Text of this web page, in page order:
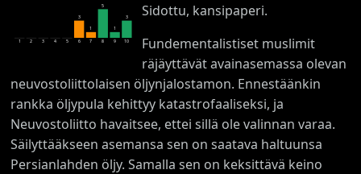
1 2 3 4 5
3
6
1
7
5
8
1
9
3
10
Sidottu, kansipaperi.
Fundementalistiset muslimit
räjäyttävät avainasemassa olevan
neuvostoliittolaisen öljynjalostamon. Ennestäänkin
rankka öljypula kehittyy katastrofaaliseksi, ja
Neuvostoliitto havaitsee, ettei sillä ole valinnan varaa.
Säilyttääkseen asemansa sen on saatava haltuunsa
Persianlahden öljy. Samalla sen on keksittävä keino